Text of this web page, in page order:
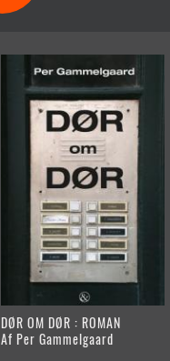
DØR OM DØR : ROMAN
Af Per Gammelgaard